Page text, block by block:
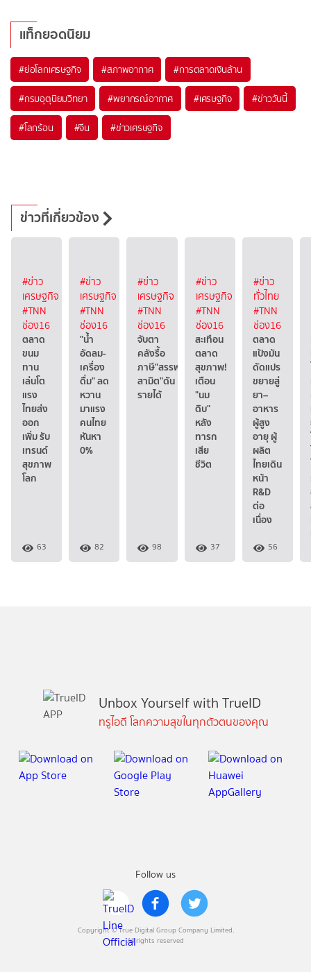
แท็กยอดนิยม
#ย่อโลกเศรษฐกิจ #สภาพอากาศ #การตลาดเงินล้าน
#กรมอุตุนิยมวิทยา #พยากรณ์อากาศ #เศรษฐกิจ #ข่าววันนี้
#โลกร้อน #จีน #ข่าวเศรษฐกิจ
ข่าวที่เกี่ยวข้อง
#ข่าว
เศรษฐกิจ
#TNN
ช่อง16
ตลาด
ขนม
ทาน
เล่นโต
แรง
ไทยส่ง
ออก
เพิ่ม รับ
เทรนด์
สุขภาพ
โลก
63
#ข่าว
เศรษฐกิจ
#TNN
ช่อง16
"น้ำ
อัดลม-
เครื่อง
ดื่ม" ลด
หวาน
มาแรง
คนไทย
หันหา
0%
82
#ข่าว
เศรษฐกิจ
#TNN
ช่อง16
จับตา
คลังรื้อ
ภาษี"สรรพ
สามิต"ดัน
รายได้
98
#ข่าว
เศรษฐกิจ
#TNN
ช่อง16
สะเทือน
ตลาด
สุขภาพ!
เตือน
"นม
ดิบ"
หลัง
ทารก
เสีย
ชีวิต
37
#ข่าว
ทั่วไทย
#TNN
ช่อง16
ตลาด
แป้งมัน
ดัดแปร
ขยายสู่
ยา–
อาหาร
ผู้สูง
อายุ ผู้
ผลิต
ไทยเดิน
หน้า
R&D
ต่อ
เนื่อง
56
Follow us
Copyright © True Digital Group Company Limited.
All rights reserved
Unbox Yourself with TrueID
ทรูไอดี โลกความสุขในทุกตัวตนของคุณ